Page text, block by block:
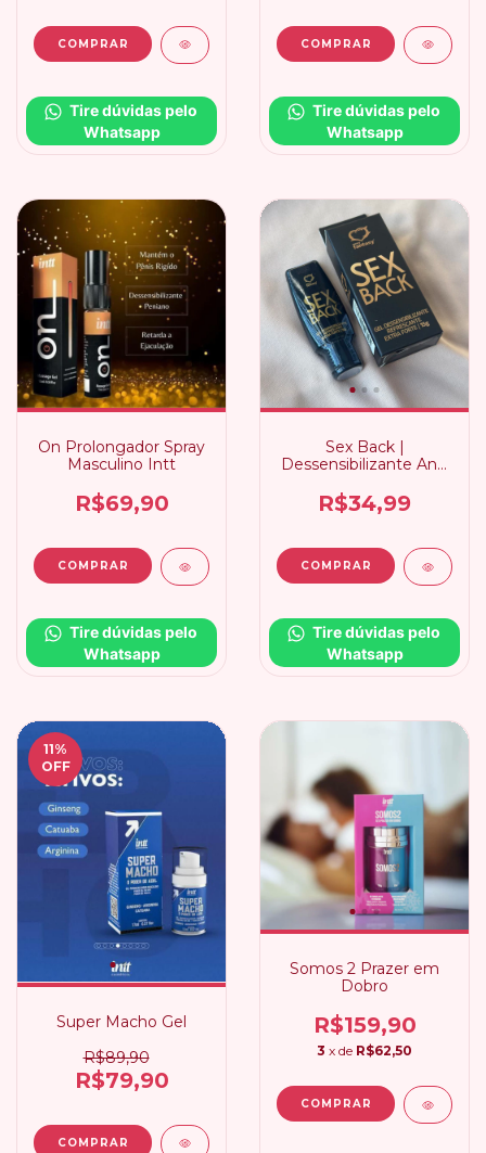
Tire dúvidas pelo
Whatsapp
Tire dúvidas pelo
Whatsapp
On Prolongador Spray
Masculino Intt
R$69,90
Tire dúvidas pelo
Whatsapp
Sex Back |
Dessensibilizante Anal
R$34,99
Tire dúvidas pelo
Whatsapp
11%
OFF
Super Macho Gel
R$89,90
R$79,90
Somos 2 Prazer em
Dobro
R$159,90
3 x de R$62,50